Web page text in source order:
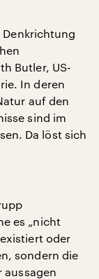
Denkrichtung
Butler, US-
In deren
auf den
sind im
Da löst sich
es „nicht
oder
sondern die
aussagen